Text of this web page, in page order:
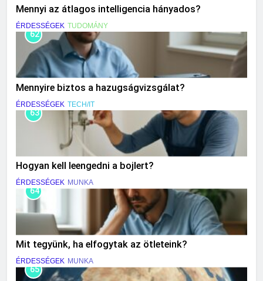
Mennyi az átlagos intelligencia hányados?
ÉRDESSÉGEK TUDOMÁNY
62
Mennyire biztos a hazugságvizsgálat?
ÉRDESSÉGEK TECH/IT
63
Hogyan kell leengedni a bojlert?
ÉRDESSÉGEK MUNKA
64
Mit tegyünk, ha elfogytak az ötleteink?
ÉRDESSÉGEK MUNKA
65